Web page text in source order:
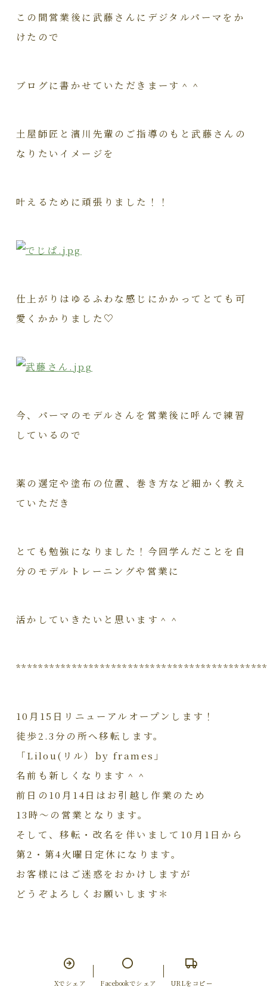
この間営業後に武藤さんにデジタルパーマをか
けたので
ブログに書かせていただきまーす＾＾
土屋師匠と濱川先輩のご指導のもと武藤さんの
なりたいイメージを
叶えるために頑張りました！！
仕上がりはゆるふわな感じにかかってとても可
愛くかかりました♡
今、パーマのモデルさんを営業後に呼んで練習
しているので
薬の選定や塗布の位置、巻き方など細かく教え
ていただき
とても勉強になりました！今回学んだことを自
分のモデルトレーニングや営業に
活かしていきたいと思います＾＾
10月15日リニューアルオープンします！
徒歩2.3分の所へ移転します。
「Lilou(リル）by frames」
名前も新しくなります＾＾
前日の10月14日はお引越し作業のため
13時～の営業となります。
そして、移転・改名を伴いまして10月1日から
第2・第4火曜日定休になります。
お客様にはご迷惑をおかけしますが
どうぞよろしくお願いします＊
Xでシェア Facebookでシェア URLをコピー